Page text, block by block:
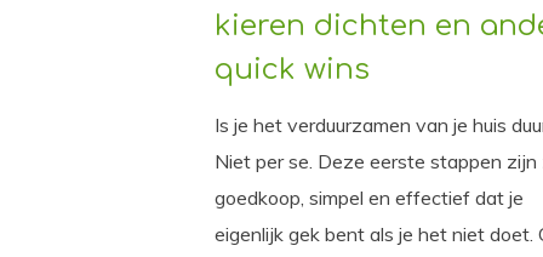
kieren dichten en
quick wins
Is je het verduurzamen van je huis
Niet per se. Deze eerste stappen zijn
goedkoop, simpel en effectief dat je
eigenlijk gek bent als je het niet doet.